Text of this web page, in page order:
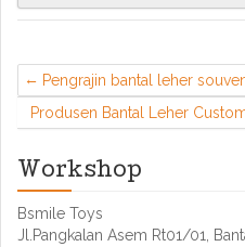
Pengrajin bantal leher
Produsen Bantal Leher
Workshop
Bsmile Toys
Jl.Pangkalan Asem Rt01/01,